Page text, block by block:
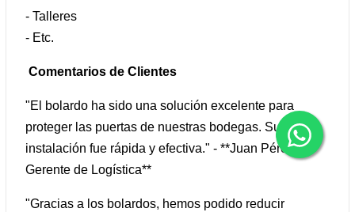
- Talleres
- Etc.
Comentarios de Clientes
"El bolardo ha sido una solución excelente para
proteger las puertas de nuestras bodegas. Su
instalación fue rápida y efectiva." - **Juan Pérez,
Gerente de Logística**
"Gracias a los bolardos, hemos podido reducir